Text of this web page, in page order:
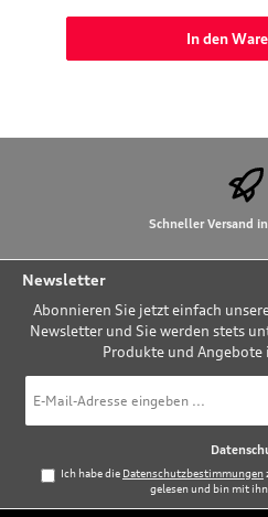
In den
Schneller Versand
Newsletter
Abonnieren Sie jetzt einfach
Newsletter und Sie werden stets
Produkte und
Mail-
Adresse
Ich habe die Datenschutzbestimmungen
gelesen und bin mit